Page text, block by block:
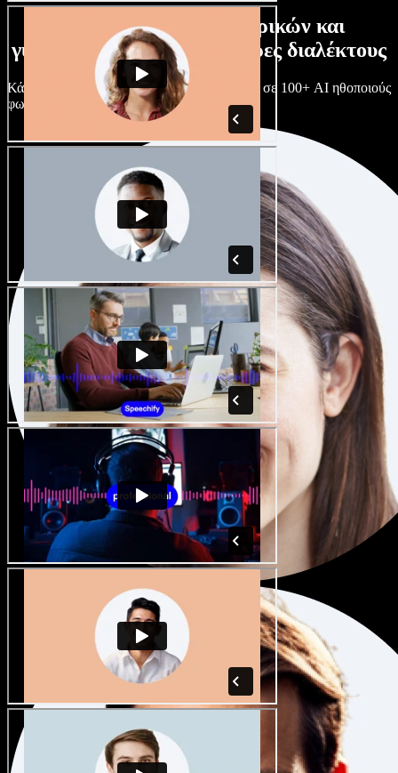
Τεράστια συλλογή ανδρικών και
γυναικείων φωνών με άπειρες διαλέκτους
Κάθε έργο είναι μοναδικό. Διάλεξε ανάμεσα σε 100+ AI ηθοποιούς
φωνής & διαλέκτους και κάν’ τους όπως θες.